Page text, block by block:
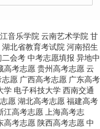
音乐学院 云南艺术学院 甘
湖北省教育考试院 河南招生
二会考 中考志愿填报 异地中
高考志愿 贵州高考志愿 云
志愿 广西高考志愿 广东高考
学 电子科技大学 西南交通
愿 湖北高考志愿 福建高考
江高考志愿
上海高考志
高考志愿 陕西高考志愿 中